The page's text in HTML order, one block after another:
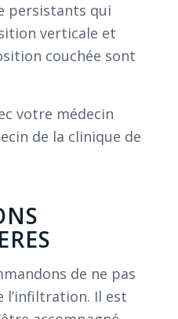
persistants qui
verticale et
couchée sont
votre médecin
de la clinique de
de ne pas
l’infiltration. Il est